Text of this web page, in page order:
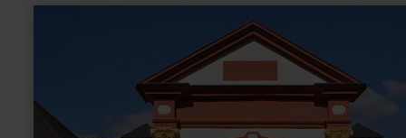
"Waisenhaus"